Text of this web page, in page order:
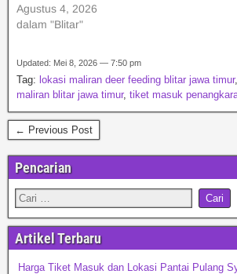
Agustus 4, 2026
dalam "Blitar"
Updated: Mei 8, 2026 — 7:50 pm
Tag: lokasi maliran deer feeding blitar jawa timur,
maliran blitar jawa timur, tiket masuk
← Previous Post
Pencarian
Artikel Terbaru
Harga Tiket Masuk dan Lokasi Pantai Pulang